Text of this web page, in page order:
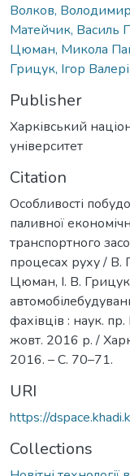
Волков,
Матейчик, Василь
Цюман, Микола
Грицук, Ігор
Publisher
Харківський
університет
Citation
Особливості
паливної
транспортного
процесах руху /
Цюман, І. В. Грицук
фахівців : наук.
жовт. 2016 р. /
2016. – С. 70–71.
URI
https://
Collections